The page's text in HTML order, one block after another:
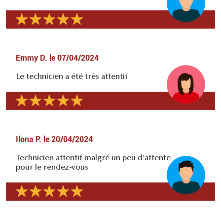
Emmy D. le 07/04/2024
Le technicien a été très attentif
Ilona P. le 20/04/2024
Technicien attentif malgré un peu d'attente
pour le rendez-vous